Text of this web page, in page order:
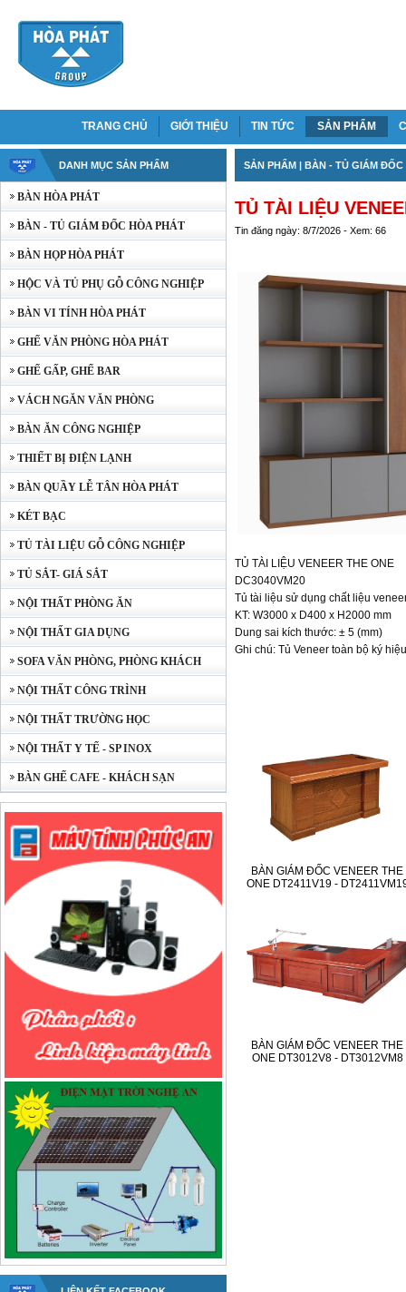
TRANG CHỦ GIỚI THIỆU TIN TỨC SẢN PHẨM
DANH MỤC SẢN PHẨM
BÀN HÒA PHÁT
BÀN - TỦ GIÁM ĐỐC HÒA PHÁT
BÀN HỌP HÒA PHÁT
HỘC VÀ TỦ PHỤ GỖ CÔNG NGHIỆP
BÀN VI TÍNH HÒA PHÁT
GHẾ VĂN PHÒNG HÒA PHÁT
GHẾ GẤP, GHẾ BAR
VÁCH NGĂN VĂN PHÒNG
BÀN ĂN CÔNG NGHIỆP
THIẾT BỊ ĐIỆN LẠNH
BÀN QUẦY LỄ TÂN HÒA PHÁT
KÉT BẠC
TỦ TÀI LIỆU GỖ CÔNG NGHIỆP
TỦ SẮT- GIÁ SẮT
NỘI THẤT PHÒNG ĂN
NỘI THẤT GIA DỤNG
SOFA VĂN PHÒNG, PHÒNG KHÁCH
NỘI THẤT CÔNG TRÌNH
NỘI THẤT TRƯỜNG HỌC
NỘI THẤT Y TẾ - SP INOX
BÀN GHẾ CAFE - KHÁCH SẠN
SẢN PHẨM | BÀN - TỦ GIÁM ĐỐC
TỦ TÀI LIỆU
Tin đăng ngày: 8/7/2026 - Xem: 66
TỦ TÀI LIỆU VENEER THE ONE
DC3040VM20
Tủ tài liệu sử dụng chất liệu
KT: W3000 x D400 x H2000 mm
Dung sai kích thước: ± 5 (mm)
Ghi chú: Tủ Veneer toàn bộ ký
BÀN GIÁM ĐỐC VENEER THE
ONE DT2411V19 -
BÀN GIÁM ĐỐC VENEER THE
ONE DT3012V8 - DT3012VM8